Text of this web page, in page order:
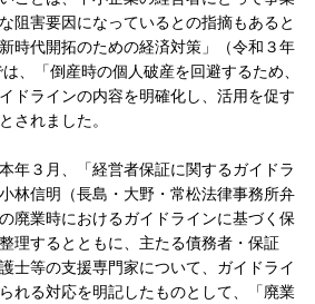
阻害要因になっているとの指摘もあると
時代開拓のための経済対策」（令和３年
、「倒産時の個人破産を回避するため、
ドラインの内容を明確化し、活用を促す
されました。
年３月、「経営者保証に関するガイドラ
林信明（長島・大野・常松法律事務所弁
廃業時におけるガイドラインに基づく保
理するとともに、主たる債務者・保証
士等の支援専門家について、ガイドライ
れる対応を明記したものとして、「廃業